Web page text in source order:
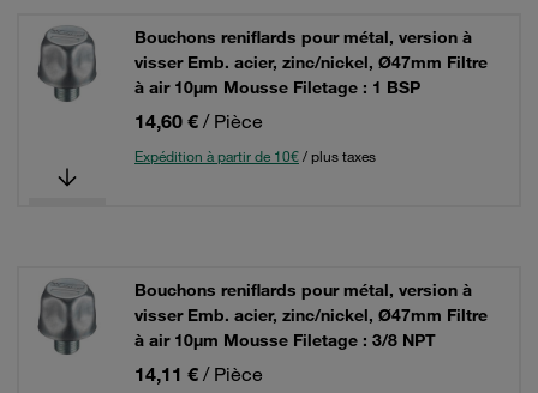
Bouchons reniflards pour métal, version à
visser Emb. acier, zinc/nickel, Ø47mm Filtre
à air 10µm Mousse Filetage : 1 BSP
14,60 € / Pièce
Expédition à partir de 10€/ plus taxes
Bouchons reniflards pour métal, version à
visser Emb. acier, zinc/nickel, Ø47mm Filtre
à air 10µm Mousse Filetage : 3/8 NPT
14,11 € / Pièce